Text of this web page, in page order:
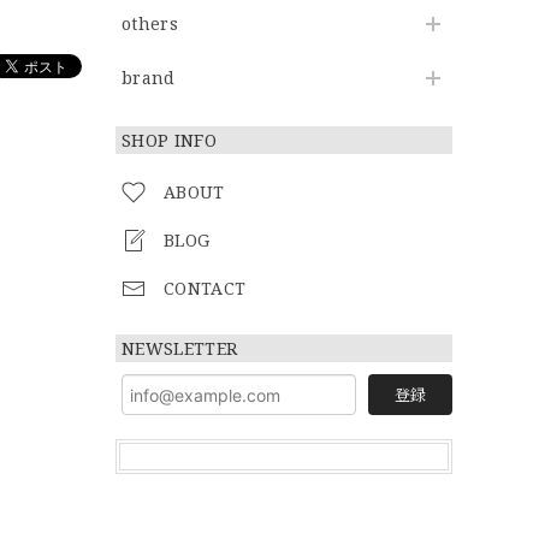
others
brand
SHOP INFO
ABOUT
BLOG
CONTACT
NEWSLETTER
登録